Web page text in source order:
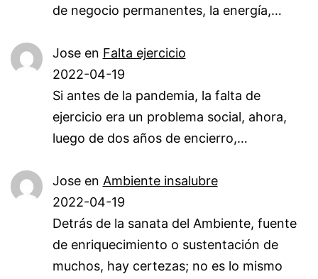
de negocio permanentes, la energía,…
Joseen Falta ejercicio
2022-04-19
Si antes de la pandemia, la falta de
ejercicio era un problema social, ahora,
luego de dos años de encierro,…
Joseen Ambiente insalubre
2022-04-19
Detrás de la sanata del Ambiente, fuente
de enriquecimiento o sustentación de
muchos, hay certezas; no es lo mismo